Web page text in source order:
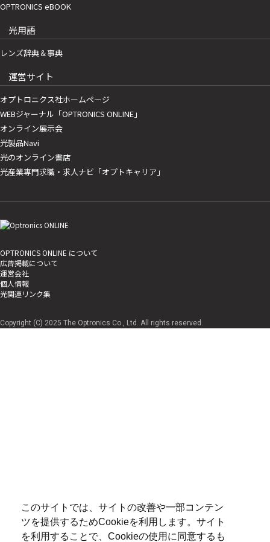
このサイトでは、サイトの改善や一部コンテン
ツを提供するためCookieを利用します。サイト
を利用することで、Cookieの使用に同意するも
OPTRONICS eBOOK
光用語
レンズ辞典＆事典
運営サイト
オプトロニクス社ホームページ
WEBジャーナル「OPTRONICS ONLINE」
オンライン展示会
光製品Navi
光のオンライン書店
光産業専門求職・求人ナビ「オプトキャリア」
OPTRONICS ONLINE について
広告掲載について
運営会社
個人情報
光関連リンク集
Copyright (C) 2025 The Optronics Co., Ltd. All rights reserved.